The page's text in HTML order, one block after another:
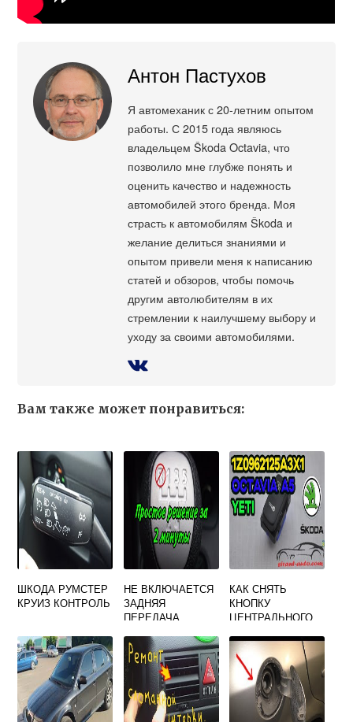
Антон Пастухов
Я автомеханик с 20-летним опытом
работы. С 2015 года являюсь
владельцем Škoda Octavia, что
позволило мне глубже понять и
оценить качество и надежность
автомобилей этого бренда. Моя
страсть к автомобилям Škoda и
желание делиться знаниями и
опытом привели меня к написанию
статей и обзоров, чтобы помочь
другим автолюбителям в их
стремлении к наилучшему выбору и
уходу за своими автомобилями.
Вам также может понравиться:
ШКОДА РУМСТЕР
КРУИЗ КОНТРОЛЬ
НЕ ВКЛЮЧАЕТСЯ
ЗАДНЯЯ
ПЕРЕДАЧА
КАК СНЯТЬ
КНОПКУ
ЦЕНТРАЛЬНОГО
OCTAVIA A5